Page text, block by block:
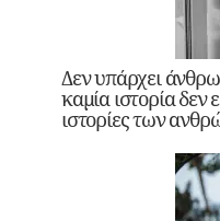
Δεν υπάρχει
καμία ιστορία δεν
ιστορίες των